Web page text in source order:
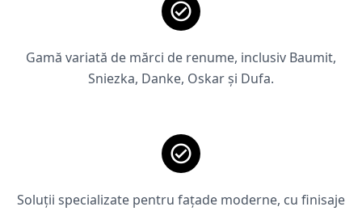
Gamă variată de mărci de renume, inclusiv Baumit,
Sniezka, Danke, Oskar și Dufa.
Soluții specializate pentru fațade moderne, cu finisaje